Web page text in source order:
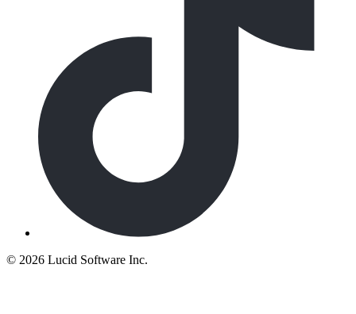
© 2026 Lucid Software Inc.